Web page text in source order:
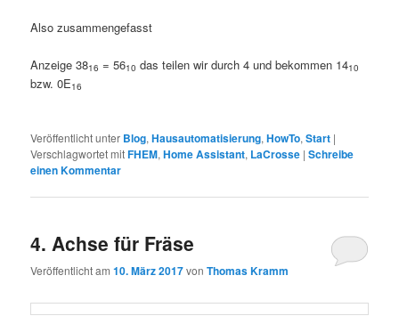
Also zusammengefasst
Anzeige 3816 = 5610 das teilen wir durch 4 und bekommen 1410
bzw. 0E16
Veröffentlicht unter Blog,Hausautomatisierung,HowTo,Start |
Verschlagwortet mitFHEM,Home Assistant, LaCrosse |Schreibe
einen Kommentar
4. Achse für Fräse
Veröffentlicht am10. März 2017vonThomas Kramm